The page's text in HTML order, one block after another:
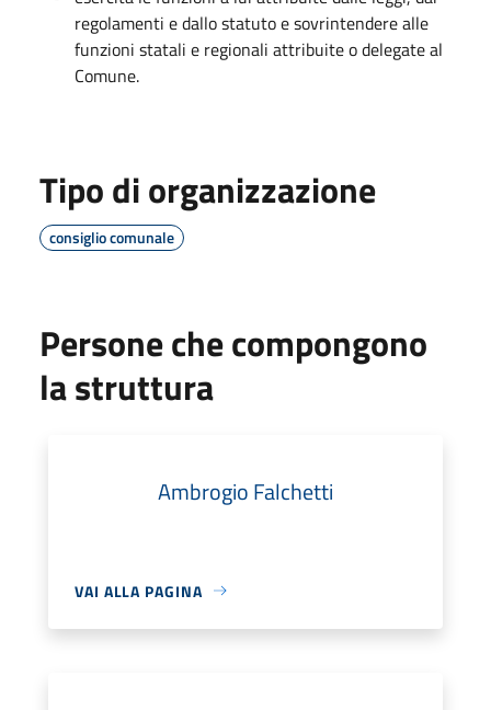
regolamenti e dallo statuto e sovrintendere alle
funzioni statali e regionali attribuite o delegate al
Comune.
Tipo di organizzazione
consiglio comunale
Persone che compongono
la struttura
Ambrogio Falchetti
VAI ALLA PAGINA